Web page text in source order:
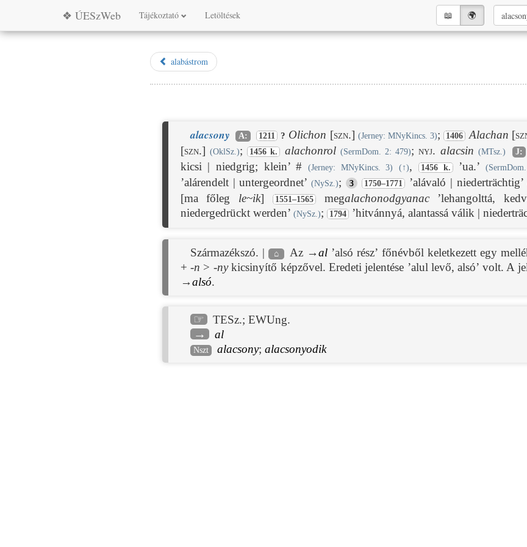
❖ ÚESzWeb Tájékoztató Letöltések 📖︎ 🌍︎
alabástrom
alacsony A: 1211 ? Olichon [szn.] (Jerney: MNyKincs. 3); 1406 Alachan
[szn.] (OklSz.); 1456 k. alachonrol (SermDom. 2: 479);nyj. alacsin (MTsz.) J:
kicsi | niedgrig; klein’ #(Jerney: MNyKincs. 3) ( ↑), 1456 k. ’ua.’
’alárendelt | untergeordnet’(NySz.); 3 1750–1771 ’alávaló | niederträchtig’
[ma főleg le~ik] 1551–1565 megalachonodgyanac’lehangolttá,
niedergedrückt werden’ (NySz.); 1794 ’hitvánnyá, alantassá válik |
Származékszó. | ⌂ Az →al ’alsó rész’ főnévből keletkezett egy
+-n > -nykicsinyítő képzővel. Eredeti jelentése ’alul levő, alsó’ volt. A
→alsó.
☞ TESz.; EWUng.
→ al
Nszt alacsony; alacsonyodik